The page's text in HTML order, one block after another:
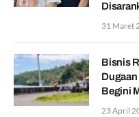
31 Maret
Bisnis
Begini
23 April